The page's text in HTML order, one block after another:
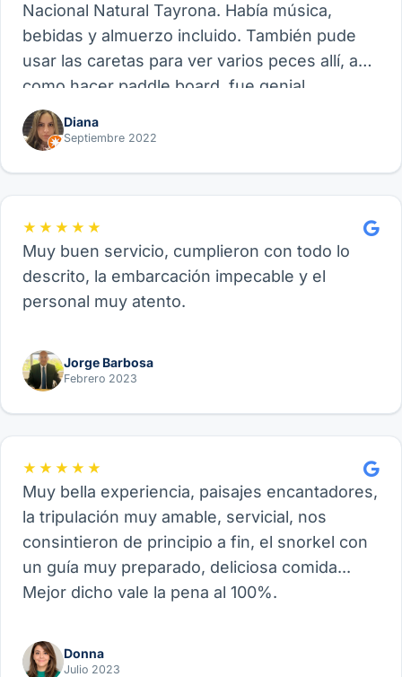
Nacional Natural Tayrona. Había música,
bebidas y almuerzo incluido. También pude
usar las caretas para ver varios peces allí, así
como hacer paddle board, fue genial.
Recomiendo este proveedor y su experiencia
de Velero, funcional para amigos, parejas o
Diana
Septiembre 2022
★★★★★
Muy buen servicio, cumplieron con todo lo
descrito, la embarcación impecable y el
personal muy atento.
Jorge Barbosa
Febrero 2023
★★★★★
Muy bella experiencia, paisajes encantadores,
la tripulación muy amable, servicial, nos
consintieron de principio a fin, el snorkel con
un guía muy preparado, deliciosa comida...
Mejor dicho vale la pena al 100%.
Donna
Julio 2023